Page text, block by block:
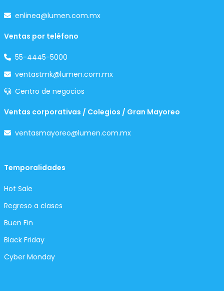
enlinea@lumen.com.mx
Ventas por teléfono
55-4445-5000
ventastmk@lumen.com.mx
Centro de negocios
Ventas corporativas / Colegios / Gran Mayoreo
ventasmayoreo@lumen.com.mx
Temporalidades
Hot Sale
Regreso a clases
Buen Fin
Black Friday
Cyber Monday